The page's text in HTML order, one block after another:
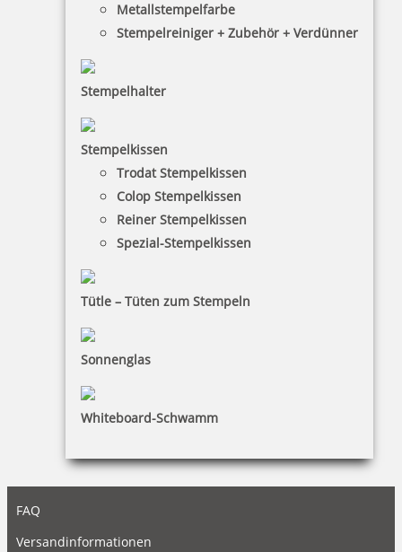
Metallstempelfarbe
Stempelreiniger + Zubehör + Verdünner
Stempelhalter
Stempelkissen
Trodat Stempelkissen
Colop Stempelkissen
Reiner Stempelkissen
Spezial-Stempelkissen
Tütle – Tüten zum Stempeln
Sonnenglas
Whiteboard-Schwamm
HINWEISE
FAQ
Versandinformationen